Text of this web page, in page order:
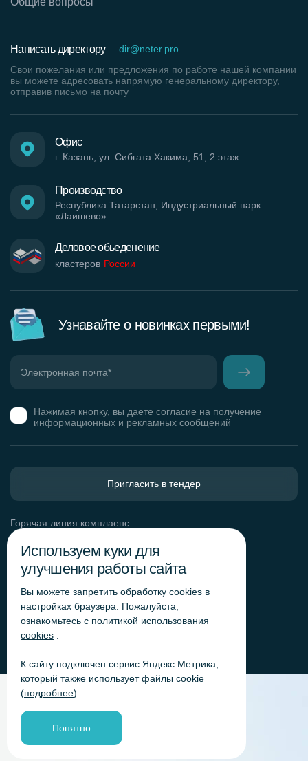
Деловое обьеденение
кластеров России
Производство
Республика Татарстан, Индустриальный парк
«Лаишево»
Офис
г. Казань, ул. Сибгата Хакима, 51, 2 этаж
Написать директору
dir@neter.pro
Свои пожелания или предложения по работе нашей компании
вы можете адресовать напрямую генеральному директору,
отправив письмо на почту
Узнавайте о новинках первыми!
Нажимая кнопку, вы даете согласие на получение
информационных и рекламных сообщений
Горячая линия комплаенс
Согласие на обработку персональных данных
Политика обработки файлов cookie
Согласие на обработку персональных данных
«Яндекс.Метрика»
Согласие на обработку персональных данных для
получения рекламно-информационных рассылок
Пригласить в тендер
Используем куки для
улучшения работы сайта
Вы можете запретить обработку сookies в
настройках браузера. Пожалуйста,
ознакомьтесь с политикой использования
cookies
К сайту подключен сервис Яндекс.Метрика,
который также использует файлы cookie
(подробнее)
Понятно